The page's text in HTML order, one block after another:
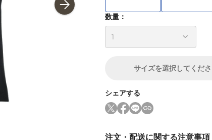
数量：
サイズを選択してくだ
シェアする
注文・配送に関する注意事項